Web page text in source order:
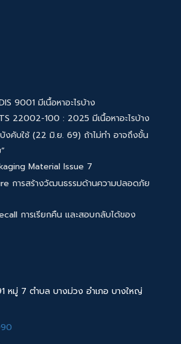
9001 มีเนื้อหาอะไรบ้าง
22002-100 : 2025 มีเนื้อหาอะไรบ้าง
คับใช้ (22 มิ.ย. 69) ถ้าไม่ทำ อาจถึงขั้น
Material Issue 7
การสร้างวัฒนธรรมด้านความปลอดภัย
การเรียกคืน และสอบกลับได้ของ
หมู่ 7 ตำบล บางม่วง อำเภอ บางใหญ่